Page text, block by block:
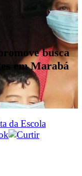
busca
em Marabá
da Escola